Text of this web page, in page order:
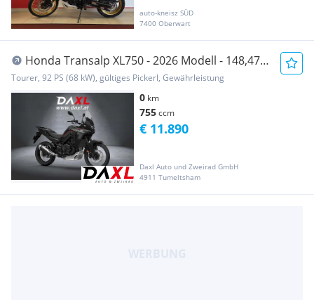
auto-kneisz SÜD
7400 Oberwart
Honda Transalp XL750 - 2026 Modell - 148,47 €
monatlich
Tourer, 92 PS (68 kW), gültiges Pickerl, Gewährleistung
0 km
755ccm
Daxl Auto und Zweirad GmbH
4911 Tumeltsham
€ 11.890